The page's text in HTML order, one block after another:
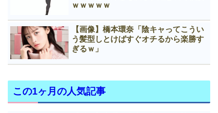
ｗｗｗｗｗ
【画像】橋本環奈「陰キャってこうい
う髪型しとけばすぐオチるから楽勝す
ぎるｗ」
この1ヶ月の人気記事